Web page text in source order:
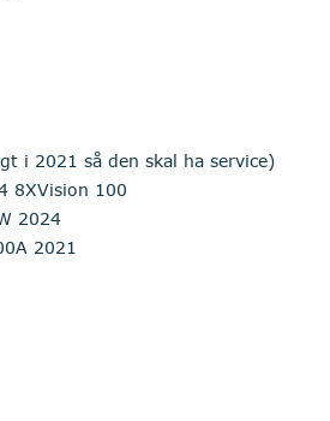
i 2021 så den skal ha service)
8XVision 100
2024
2021